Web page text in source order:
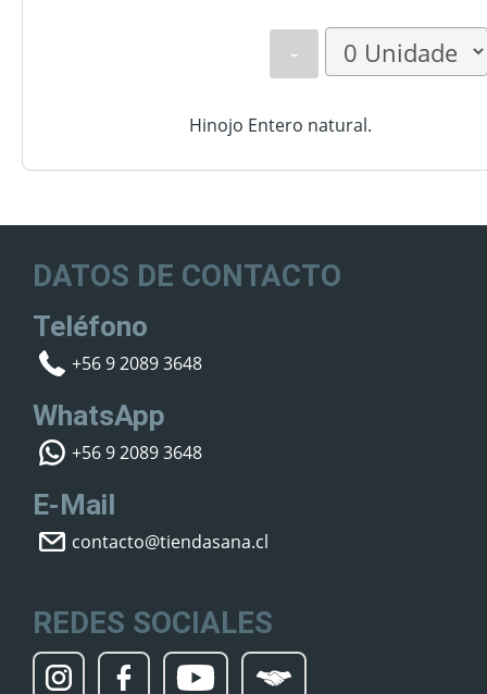
-
Hinojo Entero natural.
DATOS DE CONTACTO
Teléfono
+56 9 2089 3648
WhatsApp
+56 9 2089 3648
E-Mail
contacto@tiendasana.cl
REDES SOCIALES